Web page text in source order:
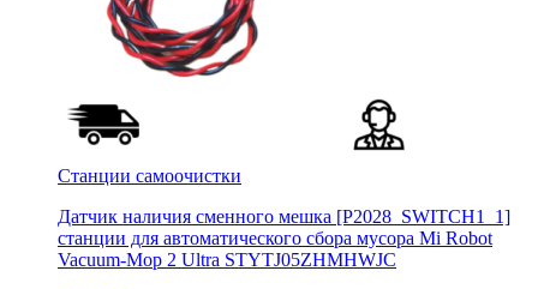
Станции самоочистки
Датчик наличия сменного мешка [P2028_SWITCH1_1]
станции для автоматического сбора мусора Mi Robot
Vacuum-Mop 2 Ultra STYTJ05ZHMHWJC